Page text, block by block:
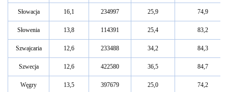
Słowacja 16,1 234997 25,9 74,9
Słowenia 13,8 114391 25,4 83,2
Szwajcaria 12,6 233488 34,2 84,3
Szwecja 12,6 422580 36,5 84,7
Węgry 13,5 397679 25,0 74,2